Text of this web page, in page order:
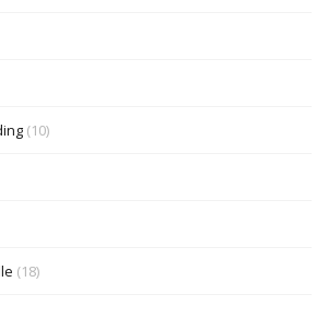
(10)
(18)